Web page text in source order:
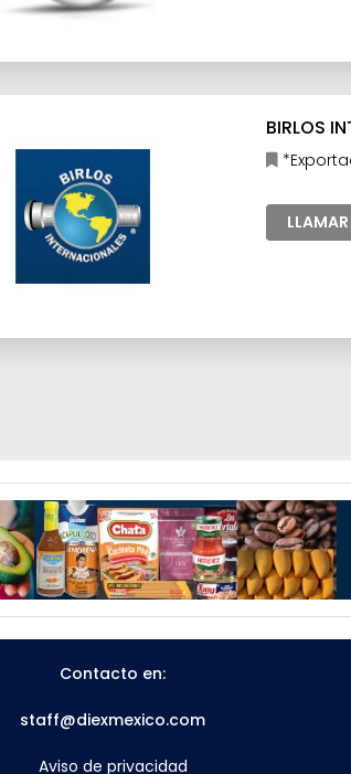
BIRLOS
LLAMAR
Contacto en:
staff@diexmexico.com
Aviso de privacidad